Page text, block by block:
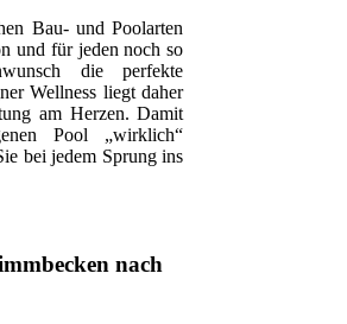
Bau- und Poolarten
und für jeden noch so
die perfekte
Wellness liegt daher
am Herzen. Damit
Pool „wirklich“
bei jedem Sprung ins
nach